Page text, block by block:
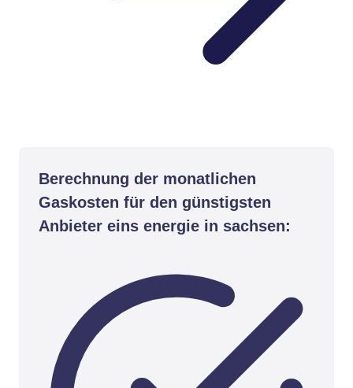
Berechnung der monatlichen
Gaskosten für den günstigsten
Anbieter eins energie in sachsen: